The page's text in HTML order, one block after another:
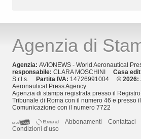
Agenzia di
Agenzia: AVIONEWS - World Aeronautical
responsabile: CLARA MOSCHINI Casa
S.r.l.s.
Partita IVA: 14726991004 © 2026:
Aeronautical Press Agency
Agenzia di stampa registrata presso il
Tribunale di Roma con il numero 46 e presso
Comunicazione con il numero 7722
Abbonamenti
Contattaci
Condizioni d’uso